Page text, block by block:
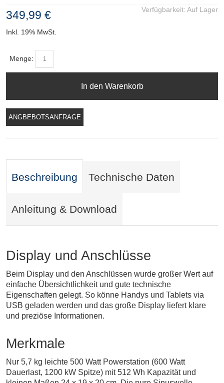
Verfügbarkeit: Auf Lager
349,99 €
Inkl. 19% MwSt.
Menge:
In den Warenkorb
ANGBEBOTSANFRAGE
Beschreibung Technische Daten
Anleitung & Download
Display und Anschlüsse
Beim Display und den Anschlüssen wurde großer Wert auf
einfache Übersichtlichkeit und gute technische
Eigenschaften gelegt. So könne Handys und Tablets via
USB geladen werden und das große Display liefert klare
und preziöse Informationen.
Merkmale
Nur 5,7 kg leichte 500 Watt Powerstation (600 Watt
Dauerlast, 1200 kW Spitze) mit 512 Wh Kapazität und